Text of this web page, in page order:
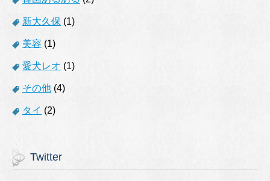
新大久保 (1)
美容 (1)
愛犬レオ (1)
その他 (4)
タイ (2)
Twitter